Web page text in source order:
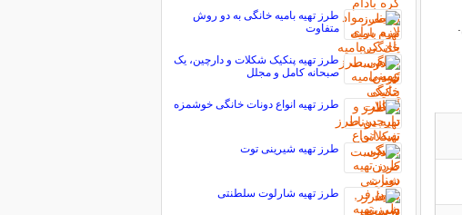
طرز تهیه بامیه خانگی به دو روش
متفاوت
طرز تهیه پنکیک شکلات و دارچین، یک
صبحانه کامل و مجلل
طرز تهیه انواع دونات خانگی خوشمزه
طرز تهیه شیرینی توت
طرز تهیه شارلوت سلطنتی